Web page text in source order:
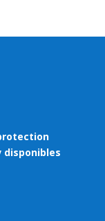
protection
disponibles